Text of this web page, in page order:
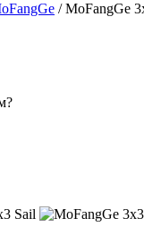
/MoFangGe